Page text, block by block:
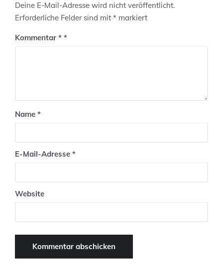
Deine E-Mail-Adresse wird nicht veröffentlicht.
Erforderliche Felder sind mit * markiert
Kommentar *
Name *
E-Mail-Adresse *
Website